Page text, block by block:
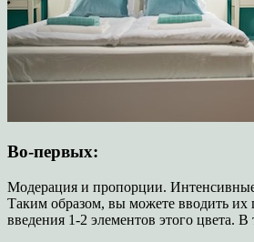
Во-первых:
Модерация и пропорции.
Таким образом, вы можете вводить их
введения 1-2 элементов этого цвета.